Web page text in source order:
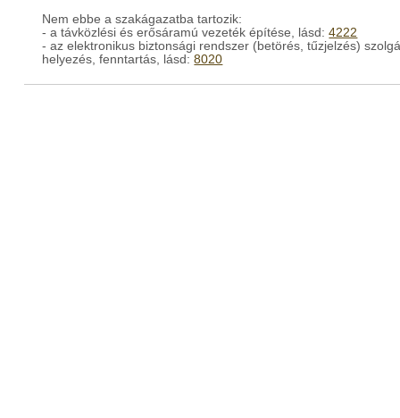
Nem ebbe a szakágazatba tartozik:
- a távközlési és erősáramú vezeték építése, lásd:4222
- az elektronikus biztonsági rendszer (betörés, tűzjelzés)
helyezés, fenntartás, lásd:8020